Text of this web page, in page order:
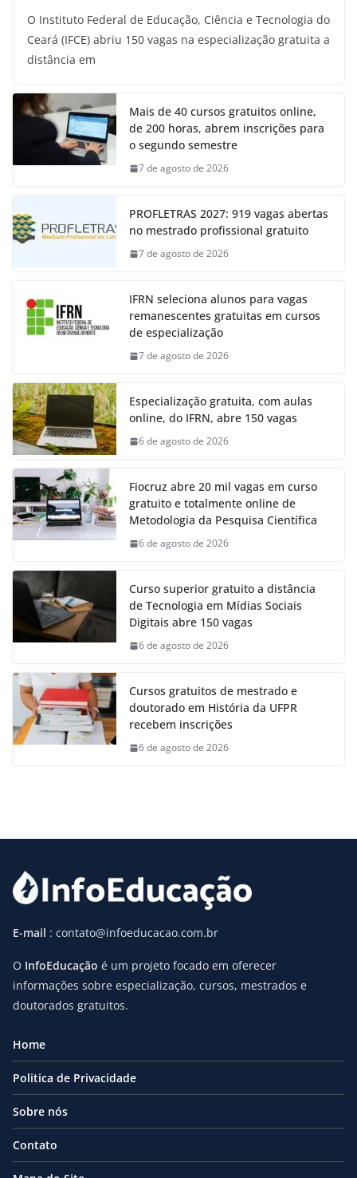
O Instituto Federal de Educação, Ciência e Tecnologia do
Ceará (IFCE) abriu 150 vagas na especialização gratuita a
distância em
Mais de 40 cursos gratuitos online,
de 200 horas, abrem inscrições para
o segundo semestre
7 de agosto de 2026
PROFLETRAS 2027: 919 vagas abertas
no mestrado profissional gratuito
7 de agosto de 2026
IFRN seleciona alunos para vagas
remanescentes gratuitas em cursos
de especialização
7 de agosto de 2026
Especialização gratuita, com aulas
online, do IFRN, abre 150 vagas
6 de agosto de 2026
Fiocruz abre 20 mil vagas em curso
gratuito e totalmente online de
Metodologia da Pesquisa Científica
6 de agosto de 2026
Curso superior gratuito a distância
de Tecnologia em Mídias Sociais
Digitais abre 150 vagas
6 de agosto de 2026
Cursos gratuitos de mestrado e
doutorado em História da UFPR
recebem inscrições
6 de agosto de 2026
E-mail : contato@infoeducacao.com.br
O InfoEducação é um projeto focado em oferecer
informações sobre especialização, cursos, mestrados e
doutorados gratuitos.
Home
Politica de Privacidade
Sobre nós
Contato